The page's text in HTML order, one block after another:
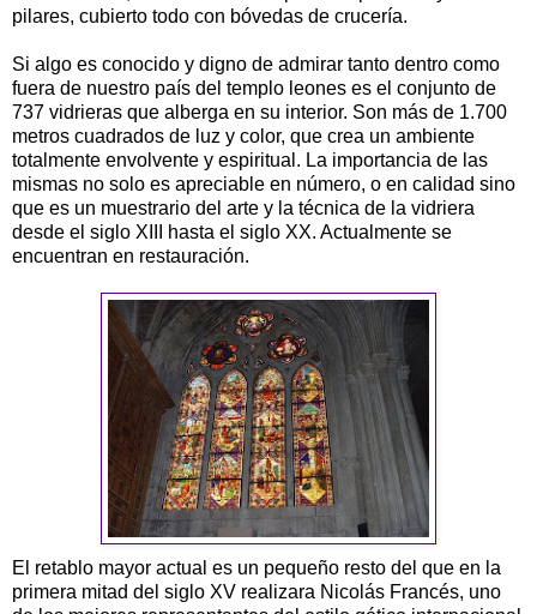
pilares, cubierto todo con bóvedas de crucería.
Si algo es conocido y digno de admirar tanto dentro como
fuera de nuestro país del templo leones es el conjunto de
737 vidrieras que alberga en su interior. Son más de 1.700
metros cuadrados de luz y color, que crea un ambiente
totalmente envolvente y espiritual. La importancia de las
mismas no solo es apreciable en número, o en calidad sino
que es un muestrario del arte y la técnica de la vidriera
desde el siglo XIII hasta el siglo XX. Actualmente se
encuentran en restauración.
El retablo mayor actual es un pequeño resto del que en la
primera mitad del siglo XV realizara Nicolás Francés, uno